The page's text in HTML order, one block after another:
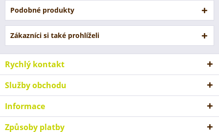
Podobné produkty
Zákazníci si také prohlíželi
Rychlý kontakt
Služby obchodu
Informace
Způsoby platby